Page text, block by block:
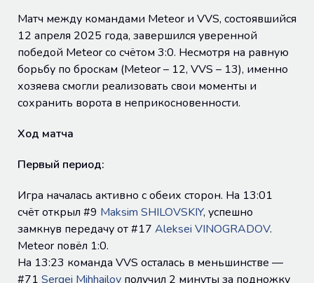
Матч между командами Meteor и VVS, состоявшийся
12 апреля 2025 года, завершился уверенной
победой Meteor со счётом 3:0. Несмотря на равную
борьбу по броскам (Meteor – 12, VVS – 13), именно
хозяева смогли реализовать свои моменты и
сохранить ворота в неприкосновенности.
Ход матча
Первый период:
Игра началась активно с обеих сторон. На 13:01
счёт открыл #9 Maksim SHILOVSKIY, успешно
замкнув передачу от #17 Aleksei VINOGRADOV.
Meteor повёл 1:0.
На 13:23 команда VVS осталась в меньшинстве —
#71 Sergei Mihhailov получил 2 минуты за подножку